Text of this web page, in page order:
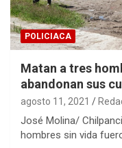
POLICIACA
Matan a tres
abandonan sus
agosto 11, 2021
José Molina/
hombres sin vida